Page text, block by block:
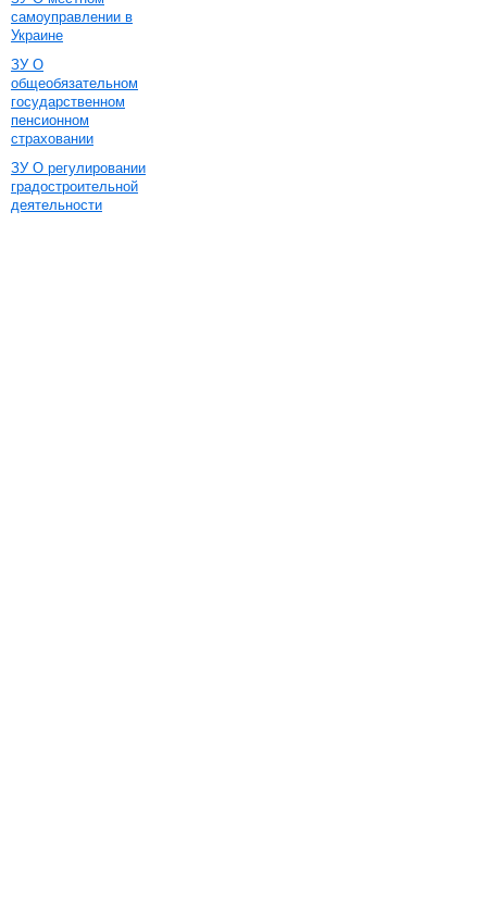
самоуправлении в
Украине
ЗУ О
общеобязательном
государственном
пенсионном
страховании
ЗУ О регулировании
градостроительной
деятельности